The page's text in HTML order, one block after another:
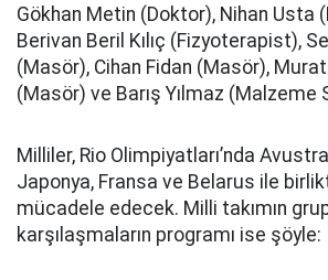
Gökhan Metin (Doktor), Nihan Usta
Berivan Beril Kılıç (Fizyoterapist),
(Masör), Cihan Fidan (Masör),
(Masör) ve Barış Yılmaz (Malzeme
Milliler, Rio Olimpiyatları’nda
Japonya, Fransa ve Belarus ile
mücadele edecek. Milli takımın
karşılaşmaların programı ise şöyle: